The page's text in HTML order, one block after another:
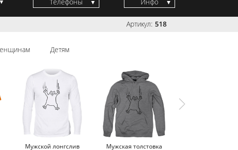
Телефоны Инфо
Артикул: 518
Детям
Мужской лонгслив
Мужская толстовка